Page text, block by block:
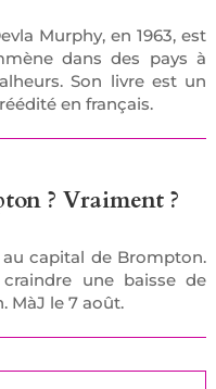
Murphy, en 1963, est
dans des pays à
Son livre est un
en français.
? Vraiment ?
capital de Brompton.
une baisse de
MàJ le 7 août.